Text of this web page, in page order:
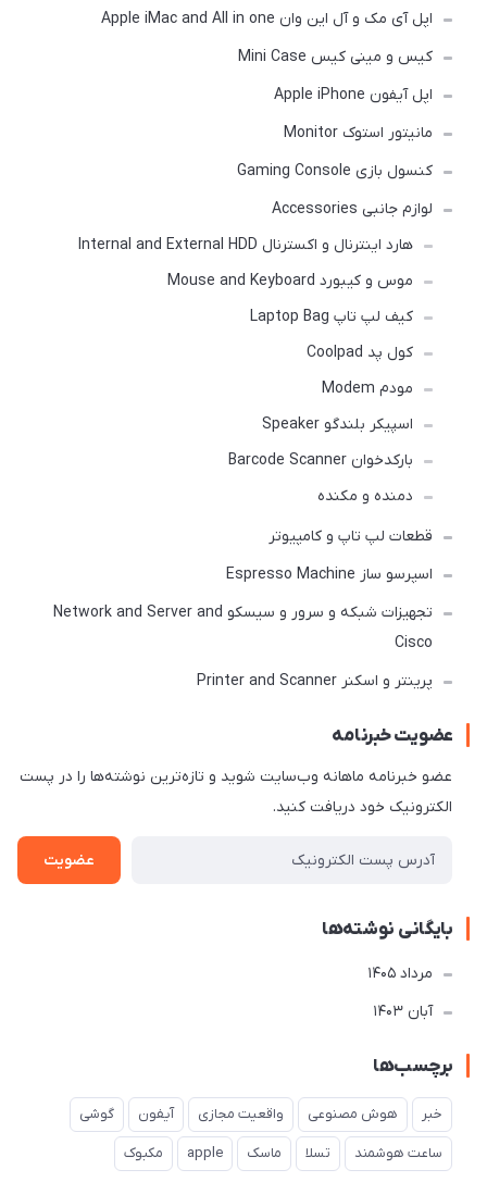
اپل آی مک و آل این وان Apple iMac and All in one
کیس و مینی کیس Mini Case
اپل آیفون Apple iPhone
مانیتور استوک Monitor
کنسول بازی Gaming Console
لوازم جانبی Accessories
هارد اینترنال و اکسترنال Internal and External HDD
موس و کیبورد Mouse and Keyboard
کیف لپ تاپ Laptop Bag
کول پد Coolpad
مودم Modem
اسپیکر بلندگو Speaker
بارکدخوان Barcode Scanner
دمنده و مکنده
قطعات لپ تاپ و کامپیوتر
اسپرسو ساز Espresso Machine
تجهیزات شبکه و سرور و سیسکو Network and Server and
Cisco
پرینتر و اسکنر Printer and Scanner
عضویت خبرنامه
عضو خبرنامه ماهانه وب‌سایت شوید و تازه‌ترین نوشته‌ها را در پست
الکترونیک خود دریافت کنید.
عضویت
بایگانی نوشته‌ها
مرداد 1405
آبان 1403
برچسب‌ها
خبر هوش مصنوعی واقعیت مجازی آیفون گوشی
ساعت هوشمند تسلا ماسک apple مکبوک